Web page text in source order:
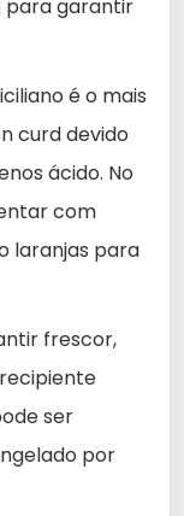
para garantir
é o mais
curd devido
ácido. No
com
laranjas para
frescor,
ser
por